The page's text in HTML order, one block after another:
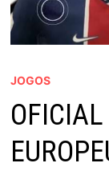
JOGOS